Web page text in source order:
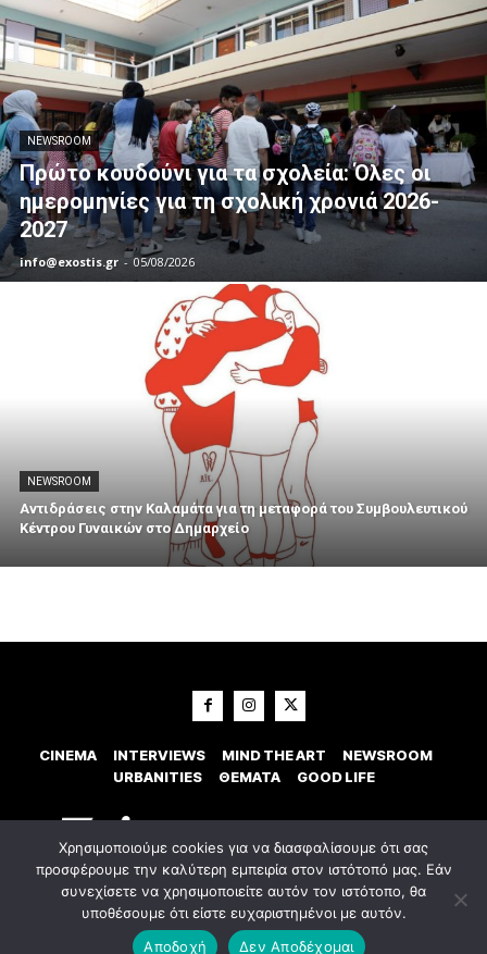
NEWSROOM
Πρώτο κουδούνι για τα σχολεία: Όλες οι
ημερομηνίες για τη σχολική χρονιά 2026-
2027
info@exostis.gr - 05/08/2026
NEWSROOM
Αντιδράσεις στην Καλαμάτα για τη μεταφορά του Συμβουλευτικού
Κέντρου Γυναικών στο Δημαρχείο
CINEMA INTERVIEWS MIND THE ART
NEWSROOM
URBANITIES
ΘΕΜΑΤΑ GOOD LIFE
© 2023 Εxostispress - All right reserved. Κατασκευή Ιστοσελίδας
digital agency
Οροι χρήσης
Χρησιμοποιούμε cookies για να διασφαλίσουμε ότι σας
προσφέρουμε την καλύτερη εμπειρία στον ιστότοπό μας. Εάν
συνεχίσετε να χρησιμοποιείτε αυτόν τον ιστότοπο, θα
υποθέσουμε ότι είστε ευχαριστημένοι με αυτόν.
Αποδοχή
Δεν Αποδέχομαι